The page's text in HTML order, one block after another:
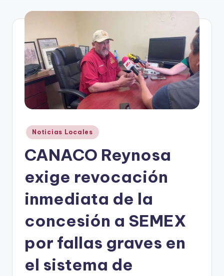
o
p
Publicado
en
Noticias Locales
CANACO Reynosa
exige revocación
inmediata de la
concesión a SEMEX
por fallas graves en
el sistema de